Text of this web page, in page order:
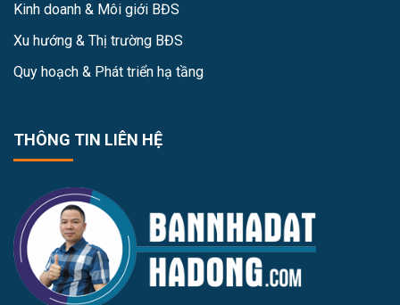
Kinh doanh & Môi giới BĐS
Xu hướng & Thị trường BĐS
Quy hoạch & Phát triển hạ tầng
THÔNG TIN LIÊN HỆ